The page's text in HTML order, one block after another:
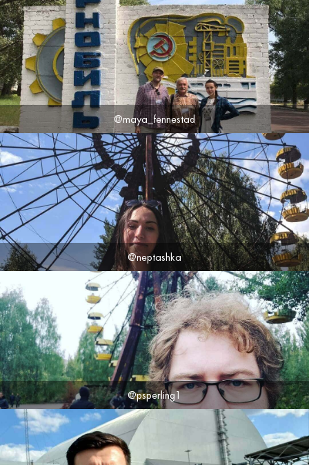
@maya_fennestad
@neptashka
@psperling1